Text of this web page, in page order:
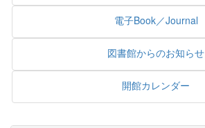
電子Book／Journal
図書館からのお知らせ
開館カレンダー